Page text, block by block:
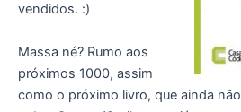
vendidos. :)
Massa né? Rumo aos
próximos 1000, assim
como o próximo livro, que ainda